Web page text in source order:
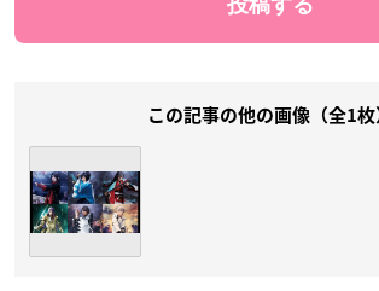
この記事の他の画像（全1枚